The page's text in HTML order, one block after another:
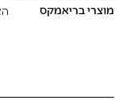
מוצרי בריאמקס